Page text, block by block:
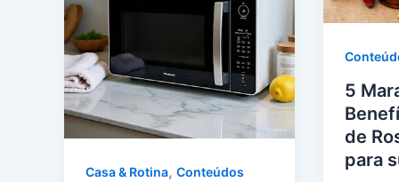
Casa & Rotina, Conteúdos
5
de
para